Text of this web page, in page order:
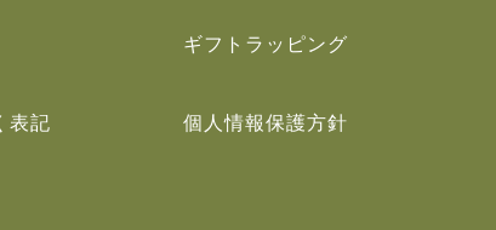
ギフトラッピング
表記 個人情報保護方針